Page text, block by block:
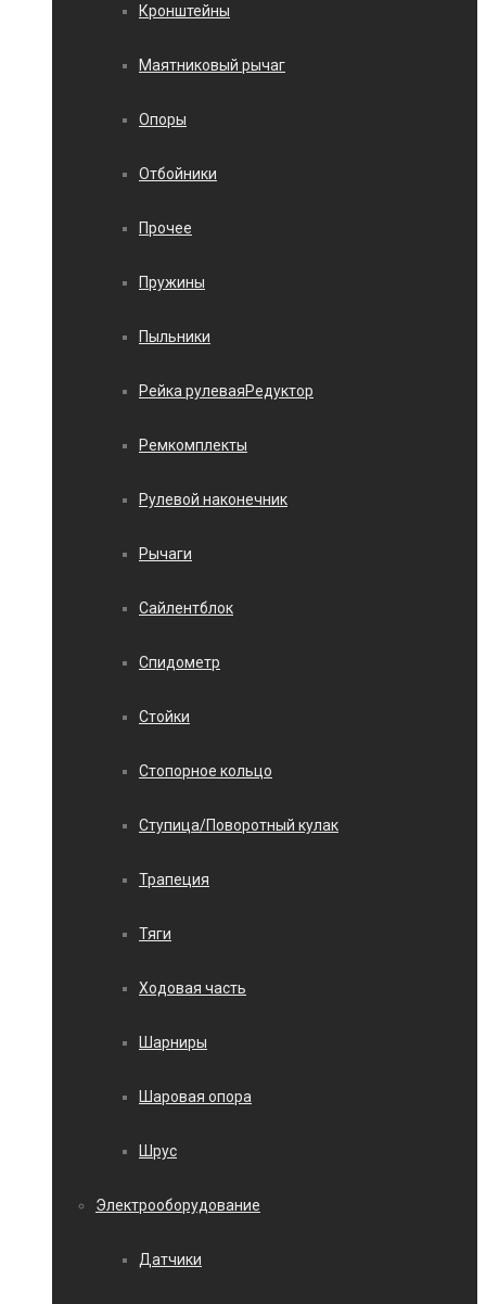
Кронштейны
Маятниковый рычаг
Опоры
Отбойники
Прочее
Пружины
Пыльники
Рейка рулеваяРедуктор
Ремкомплекты
Рулевой наконечник
Рычаги
Сайлентблок
Спидометр
Стойки
Стопорное кольцо
Ступица/Поворотный кулак
Трапеция
Тяги
Ходовая часть
Шарниры
Шаровая опора
Шрус
Электрооборудование
Датчики